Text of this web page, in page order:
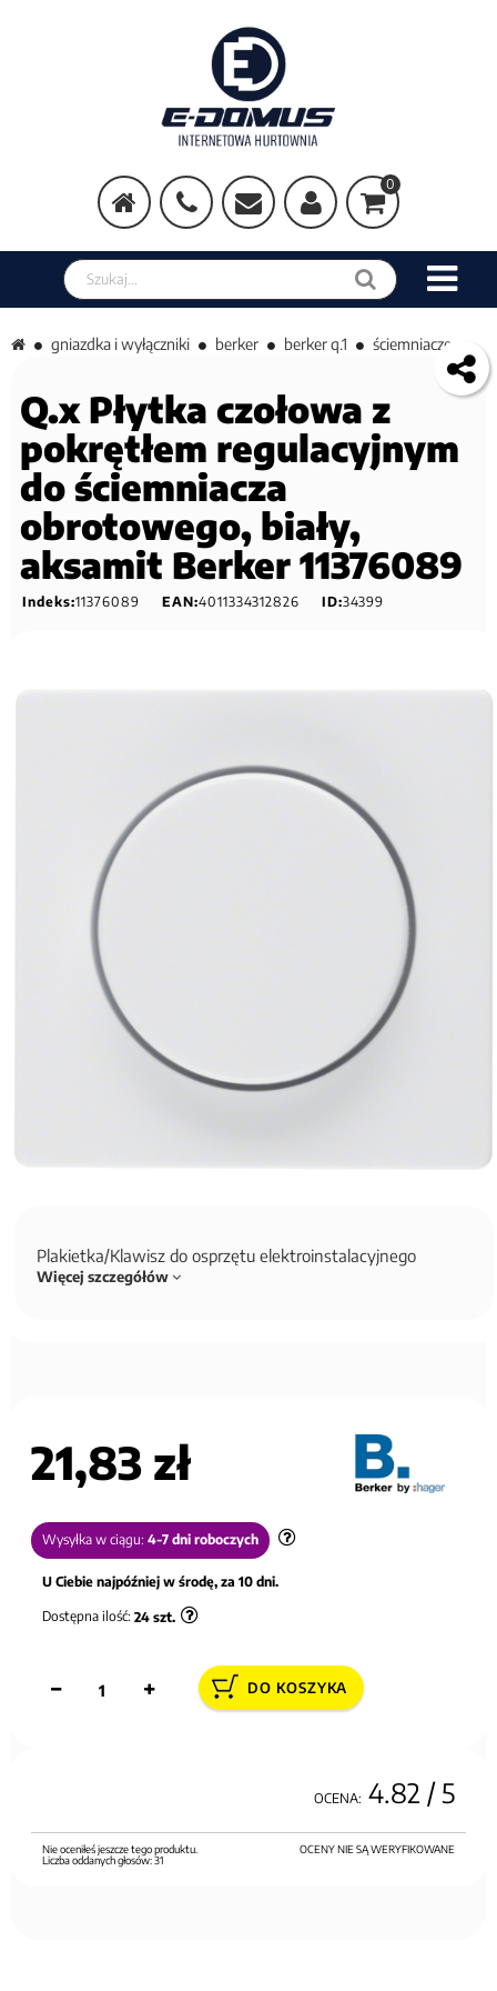
0
Szukaj w sklepie
gniazdka i wyłączniki berker berker q.1 ściemniacze
Q.x Płytka czołowa z
pokrętłem regulacyjnym
do ściemniacza
obrotowego, biały,
aksamit Berker 11376089
Indeks:11376089 EAN:4011334312826 ID:34399
Plakietka/Klawisz do osprzętu elektroinstalacyjnego
Więcej szczegółów
21,83 zł
Wysyłka w ciągu: 4-7 dni roboczych
U Ciebie najpóźniej w środę, za 10 dni.
Dostępna ilość: 24 szt.
DO KOSZYKA
OCENA: 4.82 / 5
OCENY NIE SĄ WERYFIKOWANE
Nie oceniłeś jeszcze tego produktu.
Liczba oddanych głosów:31